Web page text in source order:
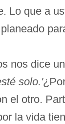
Lo que a
nos dice
solo.'
el otro.
la vida